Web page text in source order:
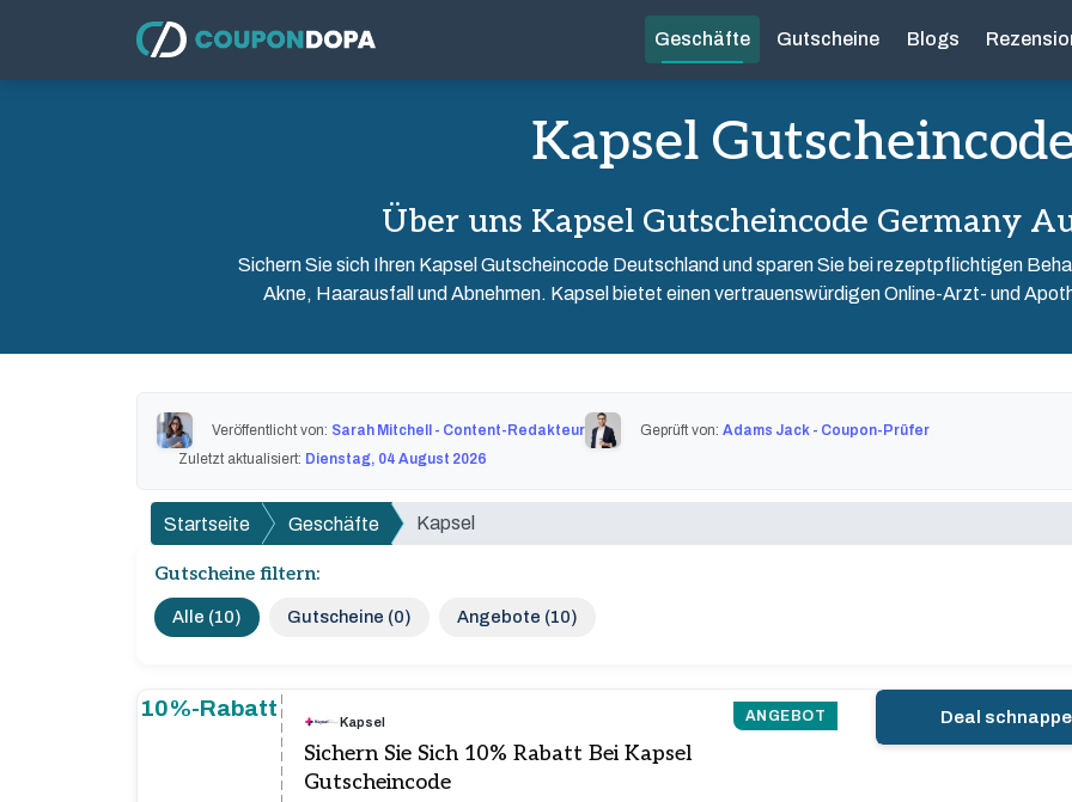
Geschäfte Gutscheine Blogs
Kapsel
Über uns Kapsel Gutscheincode Germany
Sichern Sie sich Ihren Kapsel Gutscheincode Deutschland und sparen Sie bei rezeptpflichtigen
Akne, Haarausfall und Abnehmen. Kapsel bietet einen vertrauenswürdigen Online-Arzt- und
Veröffentlicht von: Sarah Mitchell - Content-Redakteur Geprüft von: Adams Jack - Coupon-Prüfer
Zuletzt aktualisiert: Dienstag, 04 August 2026
Startseite Geschäfte Kapsel
Gutscheine filtern:
Alle (10) Gutscheine (0) Angebote (10)
10%-Rabatt ANGEBOT
Kapsel
Sichern Sie Sich 10% Rabatt Bei Kapsel
Gutscheincode
Deal